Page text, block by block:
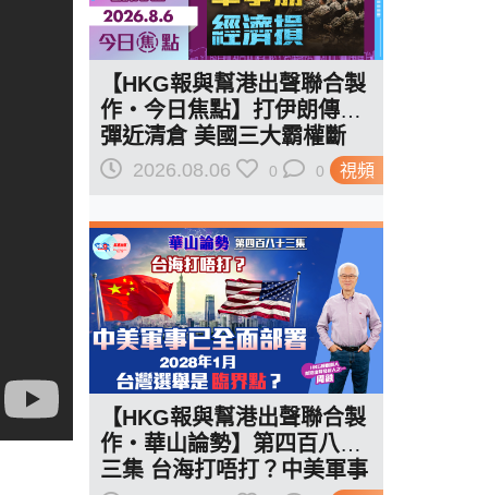
視頻
【HKG報與幫港出聲聯合製
作‧今日焦點】打伊朗傳導
彈近清倉 美國三大霸權斷
二？軍事崩 經濟損
2026.08.06 0 0
【HKG報與幫港出聲聯合製
作‧華山論勢】第四百八十
三集 台海打唔打？中美軍事